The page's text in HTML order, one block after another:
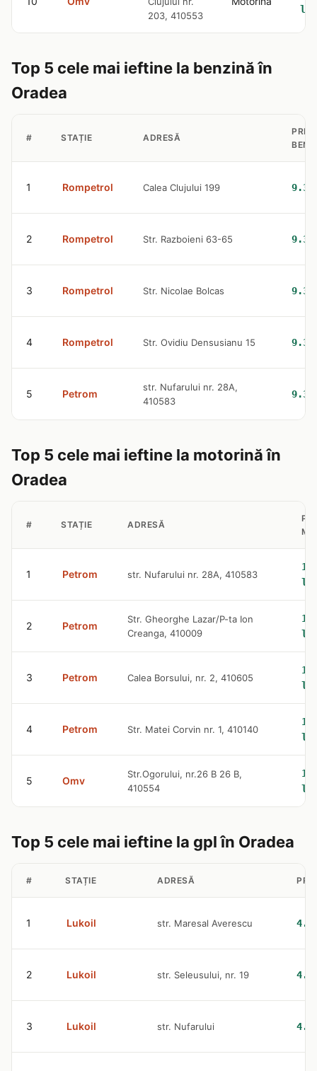
203, 410553
lei
Top 5 cele mai ieftine la benzină în
Oradea
# STAȚIE ADRESĂ
PREȚ
1 Rompetrol Calea Clujului 199
2 Rompetrol Str. Razboieni 63-65
3 Rompetrol Str. Nicolae Bolcas
4 Rompetrol Str. Ovidiu Densusianu 15
5 Petrom
str. Nufarului nr. 28A,
410583
Top 5 cele mai ieftine la motorină în
Oradea
# STAȚIE ADRESĂ
1 Petrom str. Nufarului nr. 28A, 410583
2 Petrom
Str. Gheorghe Lazar/P-ta Ion
Creanga, 410009
3 Petrom Calea Borsului, nr. 2, 410605
4 Petrom Str. Matei Corvin nr. 1, 410140
5 Omv
Str.Ogorului, nr.26 B 26 B,
410554
Top 5 cele mai ieftine la gpl în Oradea
# STAȚIE ADRESĂ
1 Lukoil str. Maresal Averescu
2 Lukoil str. Seleusului, nr. 19
3 Lukoil str. Nufarului